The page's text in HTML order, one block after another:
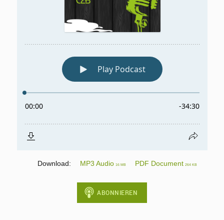
Download: MP3 Audio 16 MB PDF Document 264 KB